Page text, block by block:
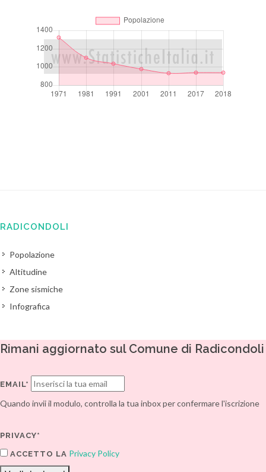
RADICONDOLI
Popolazione
Altitudine
Zone sismiche
Infografica
Rimani aggiornato sul Comune di Radicondoli
EMAIL*
Quando invii il modulo, controlla la tua inbox per confermare l'iscrizione
PRIVACY*
ACCETTO LA Privacy Policy